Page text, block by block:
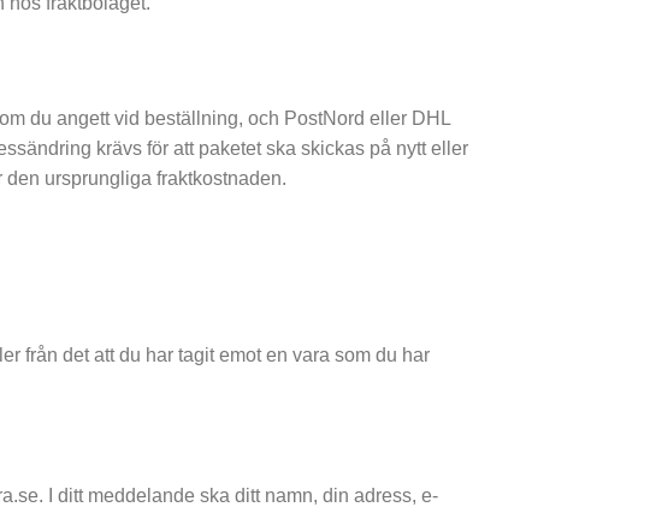
du angett vid beställning, och PostNord eller DHL
krävs för att paketet ska skickas på nytt eller
ursprungliga fraktkostnaden.
från det att du har tagit emot en vara som du har
I ditt meddelande ska ditt namn, din adress, e-